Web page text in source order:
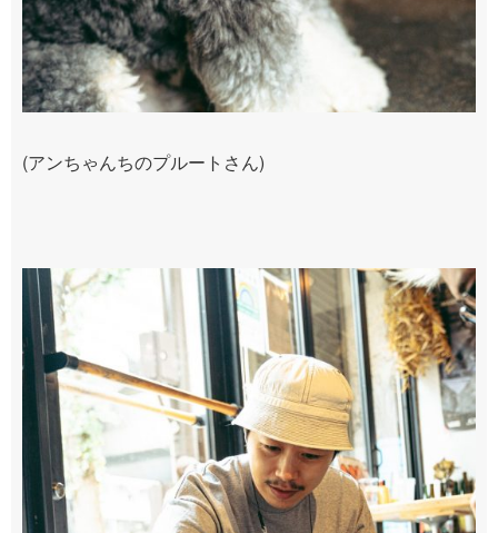
(アンちゃんちのプルートさん)